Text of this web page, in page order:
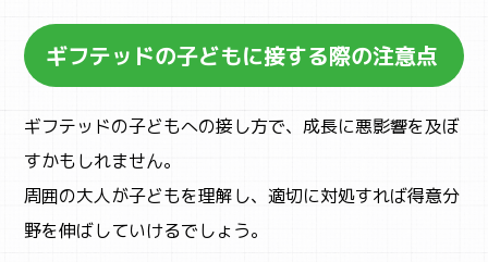
ギフテッドの子どもに接する際の注意点
ギフテッドの子どもへの接し方で、成長に悪影響を及ぼ
すかもしれません。
周囲の大人が子どもを理解し、適切に対処すれば得意分
野を伸ばしていけるでしょう。